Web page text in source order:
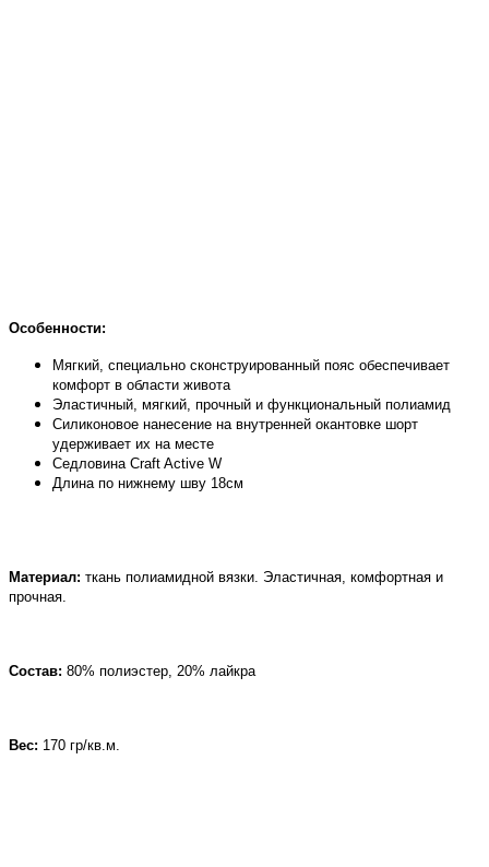
Особенности:
Мягкий, специально сконструированный пояс обеспечивает
комфорт в области живота
Эластичный, мягкий, прочный и функциональный полиамид
Силиконовое нанесение на внутренней окантовке шорт
удерживает их на месте
Седловина Craft Active W
Длина по нижнему шву 18см
Материал: ткань полиамидной вязки. Эластичная, комфортная и
прочная.
Состав: 80% полиэстер, 20% лайкра
Вес: 170 гр/кв.м.